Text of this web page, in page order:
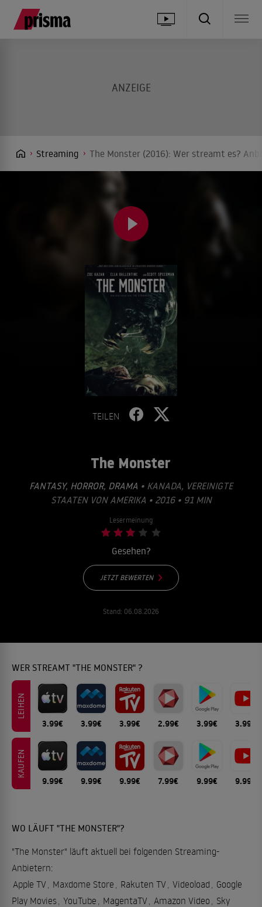
Streaming The Monster (2016): Wer streamt es?
TEILEN
The Monster
FANTASY, HORROR, DRAMA • KANADA, VEREINIGTE
STAATEN VON AMERIKA • 2016 • 91 MIN
Lesermeinung
Gesehen?
JETZT BEWERTEN
Stand: 06.08.2026
WER STREAMT "THE MONSTER" ?
LEIHEN
3.99€ 3.99€ 3.99€ 2.99€ 3.99€ 3.99€
KAUFEN
9.99€ 9.99€ 9.99€ 7.99€ 9.99€ 9.99€
WO LÄUFT "THE MONSTER"?
"The Monster" läuft aktuell bei folgenden Streaming-
Anbietern:
Apple TV, Maxdome Store , Rakuten TV, Videoload , Google
Play Movies, YouTube , MagentaTV, Amazon Video , Sky